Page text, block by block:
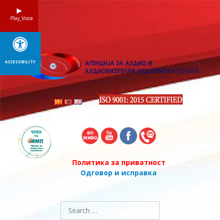
Политика за приватност
Одговор и исправка
Search
for:
Play_Voice
ACCESSIBILITY